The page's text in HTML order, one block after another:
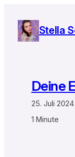
Inhalt
springen
Stella
Deine
25. Juli 2024
1 Minute